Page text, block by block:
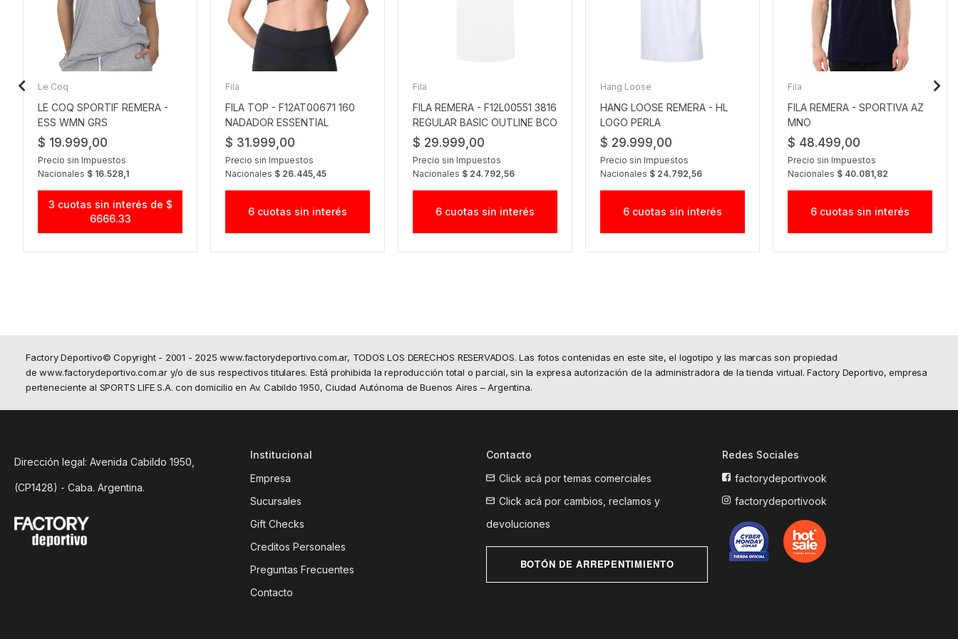
Le Coq
LE COQ SPORTIF REMERA -
ESS WMN GRS
$ 19.999,00
Precio sin Impuestos
Nacionales $ 16.528,1
3 cuotas sin interés de $
6666.33
Fila
FILA TOP - F12AT00671 160
NADADOR ESSENTIAL
$ 31.999,00
Precio sin Impuestos
Nacionales $ 26.445,45
6 cuotas sin interés
Fila
FILA REMERA - F12L00551 3816
REGULAR BASIC OUTLINE BCO
$ 29.999,00
Precio sin Impuestos
Nacionales $ 24.792,56
6 cuotas sin interés
Hang Loose
HANG LOOSE REMERA - HL
LOGO PERLA
$ 29.999,00
Precio sin Impuestos
Nacionales $ 24.792,56
6 cuotas sin interés
Fila
FILA REMERA - SPORTIVA AZ
MNO
$ 48.499,00
Precio sin Impuestos
Nacionales $ 40.081,82
6 cuotas sin interés
Factory Deportivo© Copyright - 2001 - 2025 www.factorydeportivo.com.ar, TODOS LOS DERECHOS RESERVADOS. Las fotos contenidas en este site, el logotipo y las marcas son propiedad
de www.factorydeportivo.com.ar y/o de sus respectivos titulares. Está prohibida la reproducción total o parcial, sin la expresa autorización de la administradora de la tienda virtual. Factory Deportivo, empresa
perteneciente al SPORTS LIFE S.A. con domicilio en Av. Cabildo 1950, Ciudad Autónoma de Buenos Aires – Argentina.
Dirección legal: Avenida Cabildo 1950,
(CP1428) - Caba. Argentina.
Institucional
Empresa
Sucursales
Gift Checks
Creditos Personales
Preguntas Frecuentes
Contacto
Contacto
Click acá por temas comerciales
Click acá por cambios, reclamos y
devoluciones
BOTÓN DE ARREPENTIMIENTO
Redes Sociales
factorydeportivook
factorydeportivook